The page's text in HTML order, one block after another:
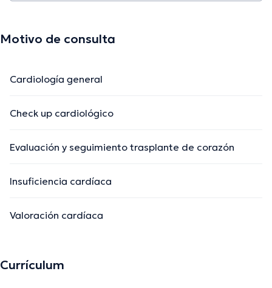
Motivo de consulta
Cardiología general
Check up cardiológico
Evaluación y seguimiento trasplante de corazón
Insuficiencia cardíaca
Valoración cardíaca
Currículum